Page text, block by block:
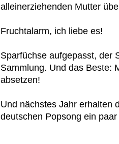
alleinerziehenden Mutter
Fruchtalarm, ich liebe es!
Sparfüchse aufgepasst, der
Sammlung. Und das Beste:
absetzen!
Und nächstes Jahr erhalten
deutschen Popsong ein